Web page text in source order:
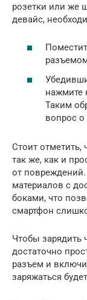
розетки или же
девайс,
нажмите
Таким
вопрос о
Стоит отметить,
так же, как и
от
материалов с
боками, что
смартфон
Чтобы
достаточно
разъем и
заряжаться